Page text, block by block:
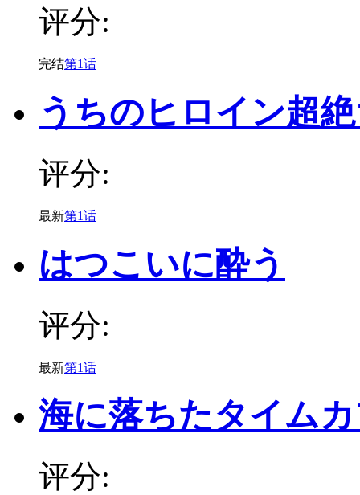
评分:
完结第1话
うちのヒロイン超
评分:
最新第1话
はつこいに酔う
评分:
最新第1话
海に落ちたタイム
评分: